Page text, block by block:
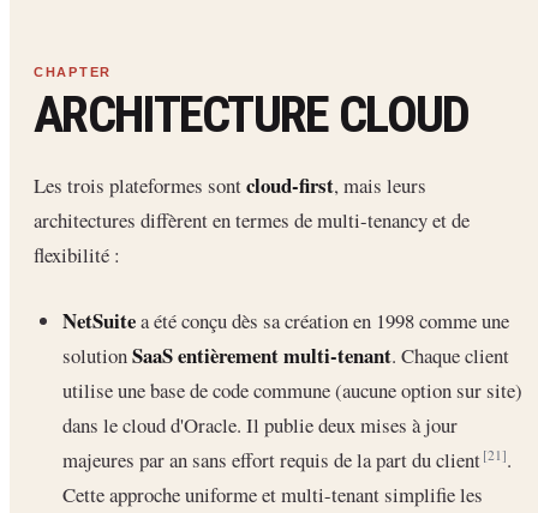
ARCHITECTURE CLOUD
Les trois plateformes sontcloud-first, mais leurs
architectures diffèrent en termes de multi-tenancy et de
flexibilité :
NetSuitea été conçu dès sa création en 1998 comme une
solutionSaaS entièrement multi-tenant. Chaque client
utilise une base de code commune (aucune option sur site)
dans le cloud d'Oracle. Il publie deux mises à jour
majeures par an sans effort requis de la part du client[21].
Cette approche uniforme et multi-tenant simplifie les